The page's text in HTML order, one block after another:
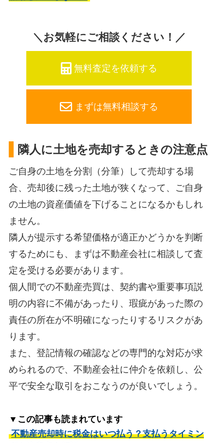
＼お気軽にご相談ください！／
無料査定を依頼する
まずは無料相談する
隣人に土地を売却するときの注意点
ご自身の土地を分割（分筆）して売却する場
合、売却後に残った土地が狭くなって、ご自身
の土地の資産価値を下げることになるかもしれ
ません。
隣人が提示する希望価格が適正かどうかを判断
するためにも、まずは不動産会社に相談して査
定を受ける必要があります。
個人間での不動産売買は、契約書や重要事項説
明の内容に不備があったり、瑕疵があった際の
責任の所在が不明確になったりするリスクがあ
ります。
また、登記情報の確認などの専門的な対応が求
められるので、不動産会社に仲介を依頼し、公
平で安全な取引をおこなうのが良いでしょう。
▼この記事も読まれています
不動産売却時に税金はいつ払う？支払うタイミン